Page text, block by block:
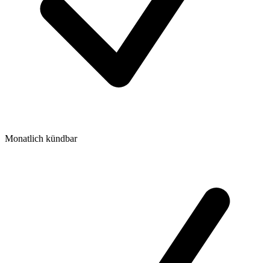
Monatlich kündbar